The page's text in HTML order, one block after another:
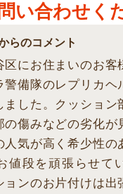
い合わせく
らのコメント
区にお住まいのお客
警備隊のレプリカヘ
ました。クッション
の傷みなどの劣化が
人気が高く希少性の
値段を頑張らせて
ョンのお片付けは出